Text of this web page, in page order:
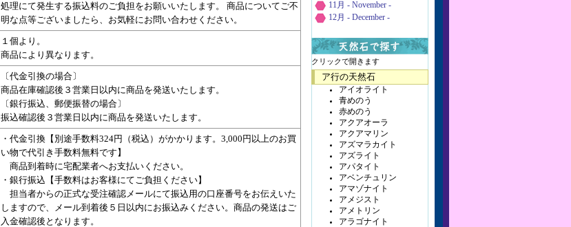
処理にて発生する振込料のご負担をお願いいたします。 商品についてご不
明な点等ございましたら、お気軽にお問い合わせください。
１個より。
商品により異なります。
〔代金引換の場合〕
商品在庫確認後３営業日以内に商品を発送いたします。
〔銀行振込、郵便振替の場合〕
振込確認後３営業日以内に商品を発送いたします。
・代金引換【別途手数料324円（税込）がかかります。3,000円以上のお買
い物で代引き手数料無料です】
商品到着時に宅配業者へお支払いください。
・銀行振込【手数料はお客様にてご負担ください】
担当者からの正式な受注確認メールにて振込用の口座番号をお伝えいた
しますので、メール到着後５日以内にお振込みください。商品の発送はご
入金確認後となります。
11月 - November -
12月 - December -
クリックで開きます
ア行の天然石
アイオライト
青めのう
赤めのう
アクアオーラ
アクアマリン
アズマラカイト
アズライト
アパタイト
アベンチュリン
アマゾナイト
アメジスト
アメトリン
アラゴナイト